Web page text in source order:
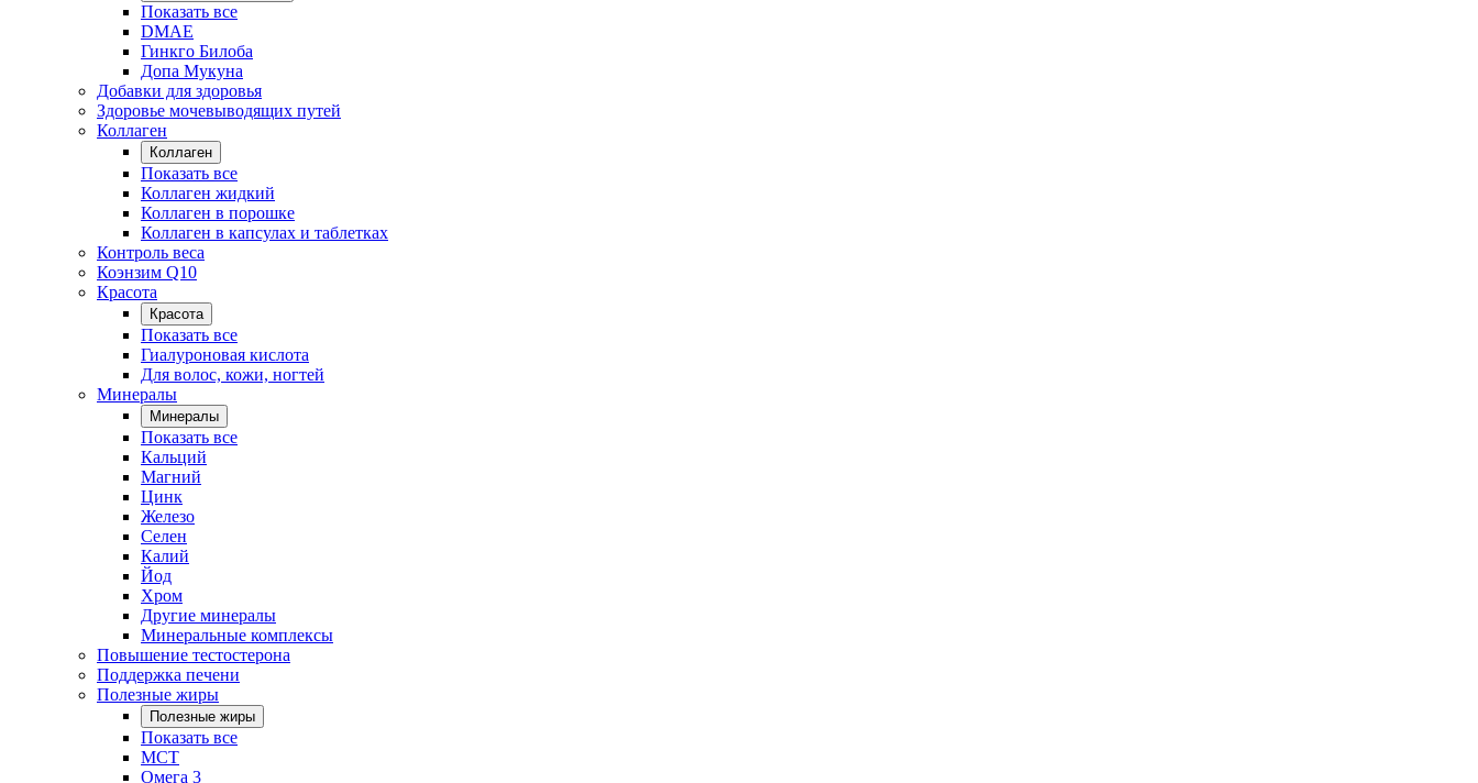
Показать все
DMAE
Гинкго Билоба
Допа Мукуна
Добавки для здоровья
Здоровье мочевыводящих путей
Коллаген
Коллаген
Показать все
Коллаген жидкий
Коллаген в порошке
Коллаген в капсулах и таблетках
Контроль веса
Коэнзим Q10
Красота
Красота
Показать все
Гиалуроновая кислота
Для волос, кожи, ногтей
Минералы
Минералы
Показать все
Кальций
Магний
Цинк
Железо
Селен
Калий
Йод
Хром
Другие минералы
Минеральные комплексы
Повышение тестостерона
Поддержка печени
Полезные жиры
Полезные жиры
Показать все
MCT
Омега 3